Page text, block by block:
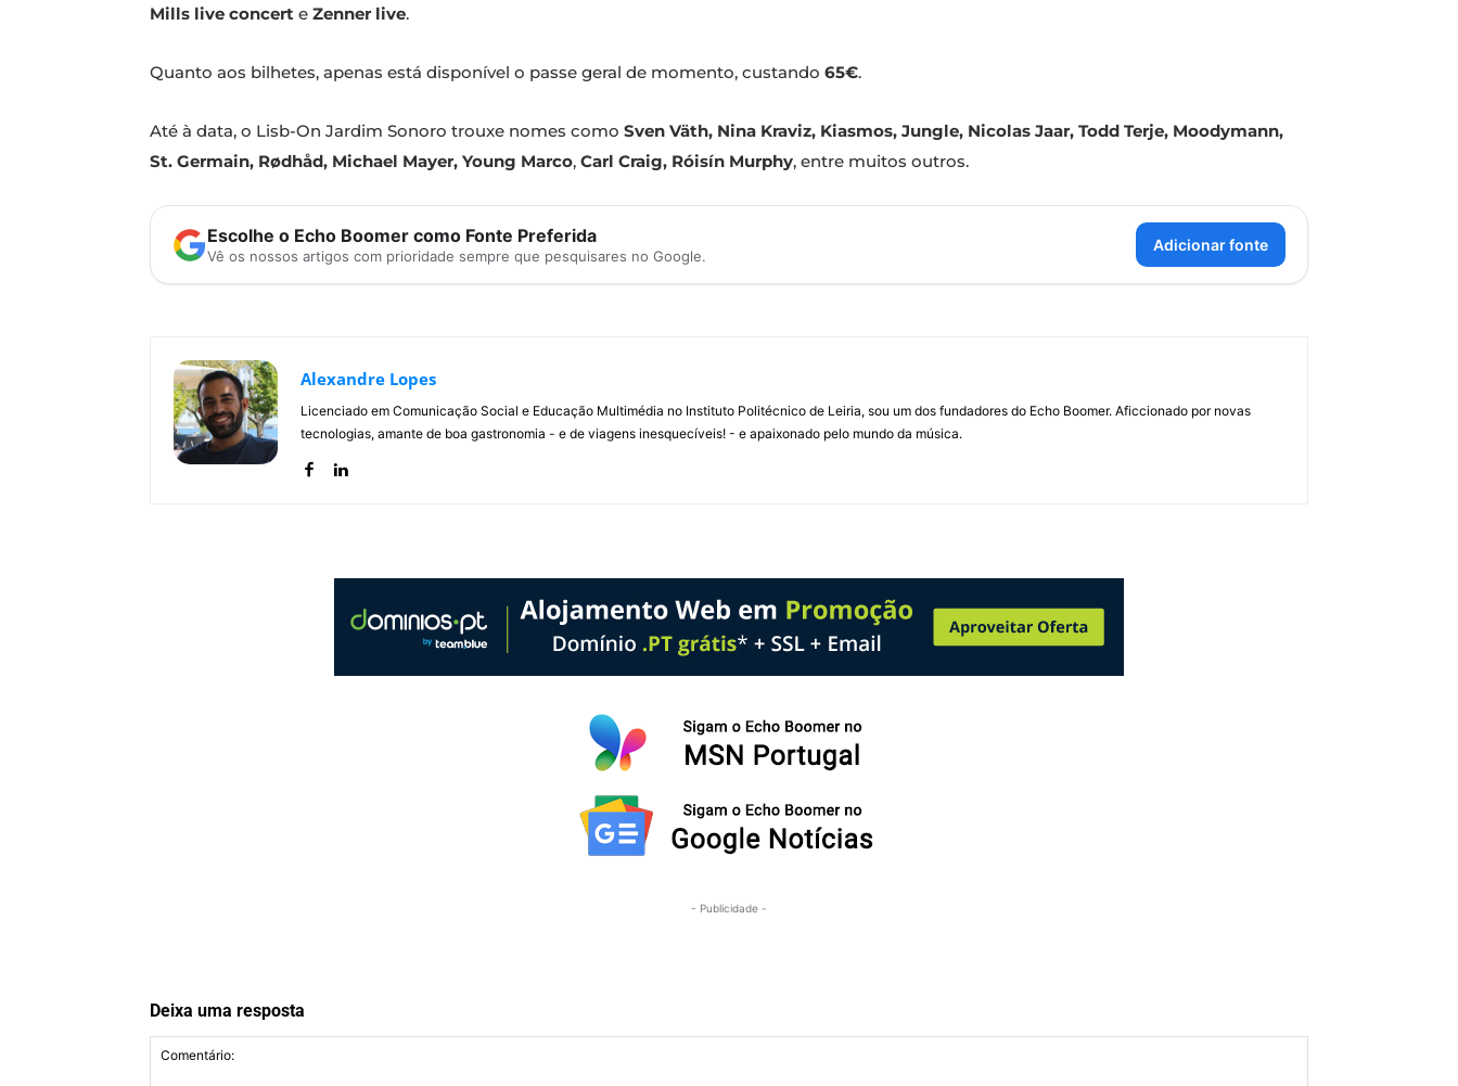
Mills live concert e Zenner live.
Quanto aos bilhetes, apenas está disponível o passe geral de momento, custando 65€.
Até à data, o Lisb-On Jardim Sonoro trouxe nomes como Sven Väth, Nina Kraviz, Kiasmos, Jungle, Nicolas Jaar, Todd Terje, Moodymann,
St. Germain, Rødhåd, Michael Mayer, Young Marco, Carl Craig, Róisín Murphy, entre muitos outros.
Escolhe o Echo Boomer como Fonte Preferida
Vê os nossos artigos com prioridade sempre que pesquisares no Google.
Adicionar fonte
Alexandre Lopes
Licenciado em Comunicação Social e Educação Multimédia no Instituto Politécnico de Leiria, sou um dos fundadores do Echo Boomer. Aficcionado por novas
tecnologias, amante de boa gastronomia - e de viagens inesquecíveis! - e apaixonado pelo mundo da música.
- Publicidade -
Deixa uma resposta